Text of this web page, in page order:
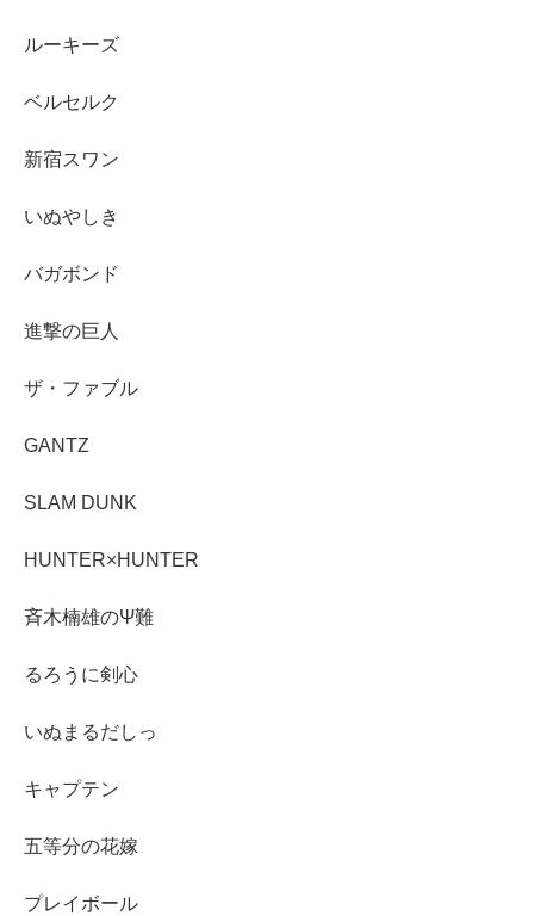
ルーキーズ
ベルセルク
新宿スワン
いぬやしき
バガボンド
進撃の巨人
ザ・ファブル
GANTZ
SLAM DUNK
HUNTER×HUNTER
斉木楠雄のΨ難
るろうに剣心
いぬまるだしっ
キャプテン
五等分の花嫁
プレイボール